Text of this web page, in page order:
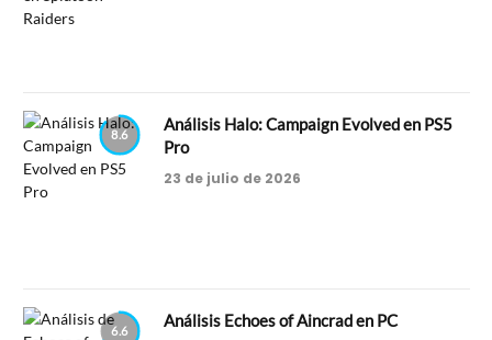
8.6
Análisis Halo: Campaign Evolved en PS5
Pro
23 de julio de 2026
6.6
Análisis Echoes of Aincrad en PC